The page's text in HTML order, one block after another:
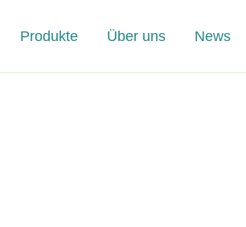
Produkte Über uns News